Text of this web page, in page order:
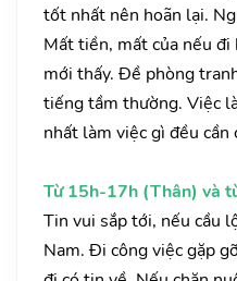
tốt nhất nên hoãn lại.
Mất tiền, mất của nếu
mới thấy. Đề phòng
tiếng tầm thường. Việc
nhất làm việc gì đều cần
Từ 15h-17h (Thân) và
Tin vui sắp tới, nếu cầu
Nam. Đi công việc gặp